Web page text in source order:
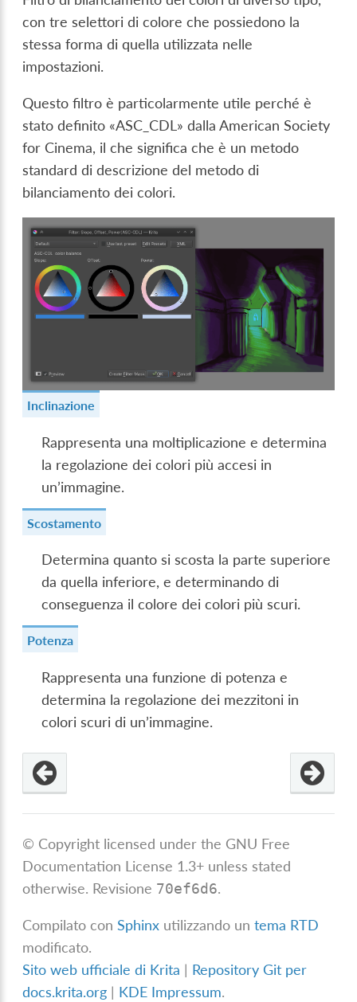
con tre selettori di colore che possiedono la
stessa forma di quella utilizzata nelle
impostazioni.
Questo filtro è particolarmente utile perché è
stato definito «ASC_CDL» dalla American Society
for Cinema, il che significa che è un metodo
standard di descrizione del metodo di
bilanciamento dei colori.
Inclinazione
Rappresenta una moltiplicazione e determina
la regolazione dei colori più accesi in
un’immagine.
Scostamento
Determina quanto si scosta la parte superiore
da quella inferiore, e determinando di
conseguenza il colore dei colori più scuri.
Potenza
Rappresenta una funzione di potenza e
determina la regolazione dei mezzitoni in
colori scuri di un’immagine.
© Copyright licensed under the GNU Free
Documentation License 1.3+ unless stated
otherwise. Revisione 70ef6d6.
Compilato conSphinx utilizzando untema RTD
modificato.
Sito web ufficiale di Krita | Repository Git per
docs.krita.org | KDE Impressum.